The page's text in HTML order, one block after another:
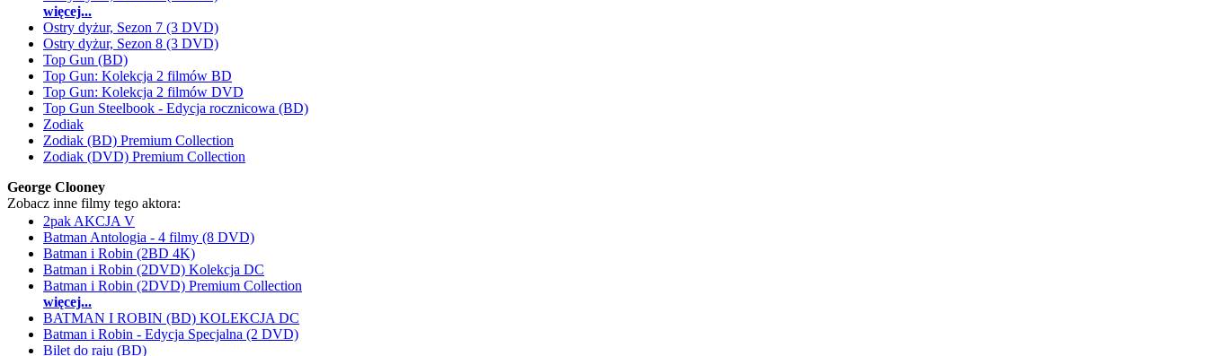
więcej...
Ostry dyżur, Sezon 7 (3 DVD)
Ostry dyżur, Sezon 8 (3 DVD)
Top Gun (BD)
Top Gun: Kolekcja 2 filmów BD
Top Gun: Kolekcja 2 filmów DVD
Top Gun Steelbook - Edycja rocznicowa (BD)
Zodiak
Zodiak (BD) Premium Collection
Zodiak (DVD) Premium Collection
George Clooney
Zobacz inne filmy tego aktora:
2pak AKCJA V
Batman Antologia - 4 filmy (8 DVD)
Batman i Robin (2BD 4K)
Batman i Robin (2DVD) Kolekcja DC
Batman i Robin (2DVD) Premium Collection
więcej...
BATMAN I ROBIN (BD) KOLEKCJA DC
Batman i Robin - Edycja Specjalna (2 DVD)
Bilet do raju (BD)